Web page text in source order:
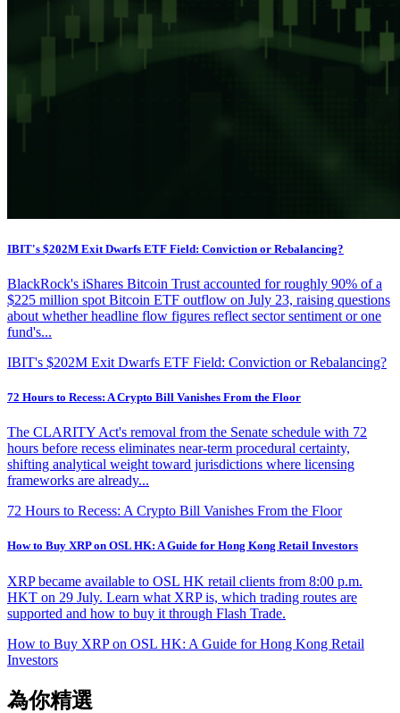
IBIT's $202M Exit Dwarfs ETF Field: Conviction or Rebalancing?
BlackRock's iShares Bitcoin Trust accounted for roughly 90% of a
$225 million spot Bitcoin ETF outflow on July 23, raising questions
about whether headline flow figures reflect sector sentiment or one
fund's...
IBIT's $202M Exit Dwarfs ETF Field: Conviction or Rebalancing?
72 Hours to Recess: A Crypto Bill Vanishes From the Floor
The CLARITY Act's removal from the Senate schedule with 72
hours before recess eliminates near-term procedural certainty,
shifting analytical weight toward jurisdictions where licensing
frameworks are already...
72 Hours to Recess: A Crypto Bill Vanishes From the Floor
How to Buy XRP on OSL HK: A Guide for Hong Kong Retail Investors
XRP became available to OSL HK retail clients from 8:00 p.m.
HKT on 29 July. Learn what XRP is, which trading routes are
supported and how to buy it through Flash Trade.
How to Buy XRP on OSL HK: A Guide for Hong Kong Retail
Investors
為你精選